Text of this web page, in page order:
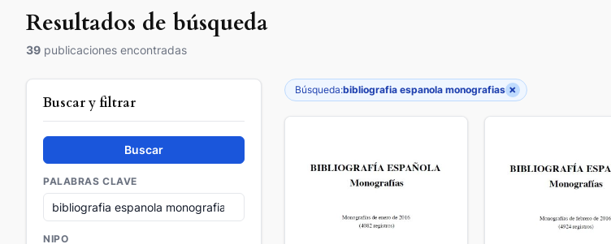
Resultados de búsqueda
39 publicaciones encontradas
Buscar y filtrar
Buscar
PALABRAS CLAVE
NIPO
Búsqueda:bibliografia espanola monografias ×